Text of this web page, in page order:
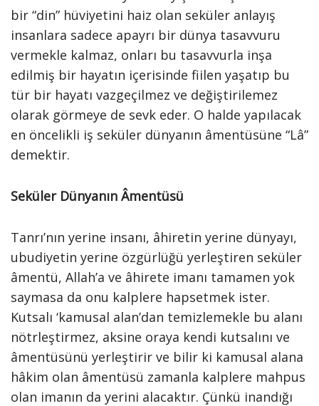
bir “din” hüviyetini haiz olan seküler anlayış
insanlara sadece apayrı bir dünya tasavvuru
vermekle kalmaz, onları bu tasavvurla inşa
edilmiş bir hayatın içerisinde fiilen yaşatıp bu
tür bir hayatı vazgeçilmez ve değiştirilemez
olarak görmeye de sevk eder. O halde yapılacak
en öncelikli iş seküler dünyanın âmentüsüne “Lâ”
demektir.
Seküler Dünyanın Âmentüsü
Tanrı’nın yerine insanı, âhiretin yerine dünyayı,
ubudiyetin yerine özgürlüğü yerleştiren seküler
âmentü, Allah’a ve âhirete imanı tamamen yok
saymasa da onu kalplere hapsetmek ister.
Kutsalı ‘kamusal alan’dan temizlemekle bu alanı
nötrleştirmez, aksine oraya kendi kutsalını ve
âmentüsünü yerleştirir ve bilir ki kamusal alana
hâkim olan âmentüsü zamanla kalplere mahpus
olan imanın da yerini alacaktır. Çünkü inandığı